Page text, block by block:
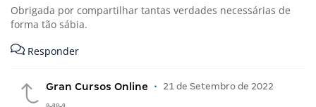
Obrigada por compartilhar tantas verdades necessárias de
forma tão sábia.
Responder
Gran Cursos Online • 21 de Setembro de 2022